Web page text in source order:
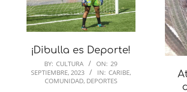
¡Dibulla es Deporte!
2023-
09-
BY: CULTURA ON: 29
SEPTIEMBRE, 2023
IN: CARIBE,
COMUNIDAD, DEPORTES